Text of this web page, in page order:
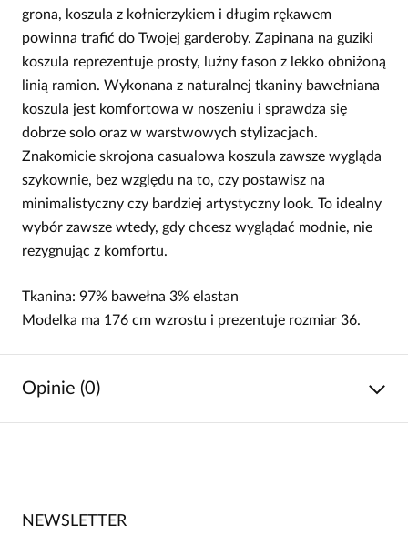
grona, koszula z kołnierzykiem i długim rękawem
powinna trafić do Twojej garderoby. Zapinana na guziki
koszula reprezentuje prosty, luźny fason z lekko obniżoną
linią ramion. Wykonana z naturalnej tkaniny bawełniana
koszula jest komfortowa w noszeniu i sprawdza się
dobrze solo oraz w warstwowych stylizacjach.
Znakomicie skrojona casualowa koszula zawsze wygląda
szykownie, bez względu na to, czy postawisz na
minimalistyczny czy bardziej artystyczny look. To idealny
wybór zawsze wtedy, gdy chcesz wyglądać modnie, nie
rezygnując z komfortu.
Tkanina: 97% bawełna 3% elastan
Modelka ma 176 cm wzrostu i prezentuje rozmiar 36.
Opinie (0)
Bądź pierwszą osobą, która podzieli się opinią o tym
NEWSLETTER